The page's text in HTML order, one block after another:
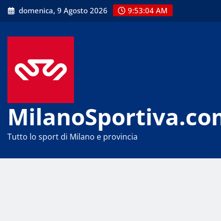
Skip
to
domenica, 9 Agosto 2026 9:53:05 AM
Tutto lo sport di Milano e provincia